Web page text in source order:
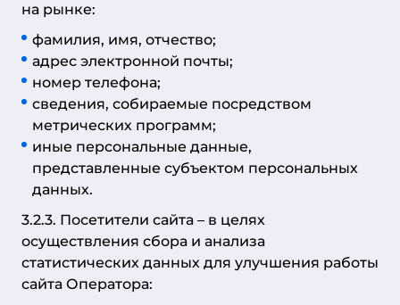
на рынке:
фамилия, имя, отчество;
адрес электронной почты;
номер телефона;
сведения, собираемые посредством
метрических программ;
иные персональные данные,
представленные субъектом персональных
данных.
3.2.3. Посетители сайта – в целях
осуществления сбора и анализа
статистических данных для улучшения работы
сайта Оператора: